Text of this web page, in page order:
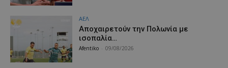
ΑΕΛ
Aποχαιρετούν την Πολωνία με
ισοπαλία…
Afentiko 09/08/2026